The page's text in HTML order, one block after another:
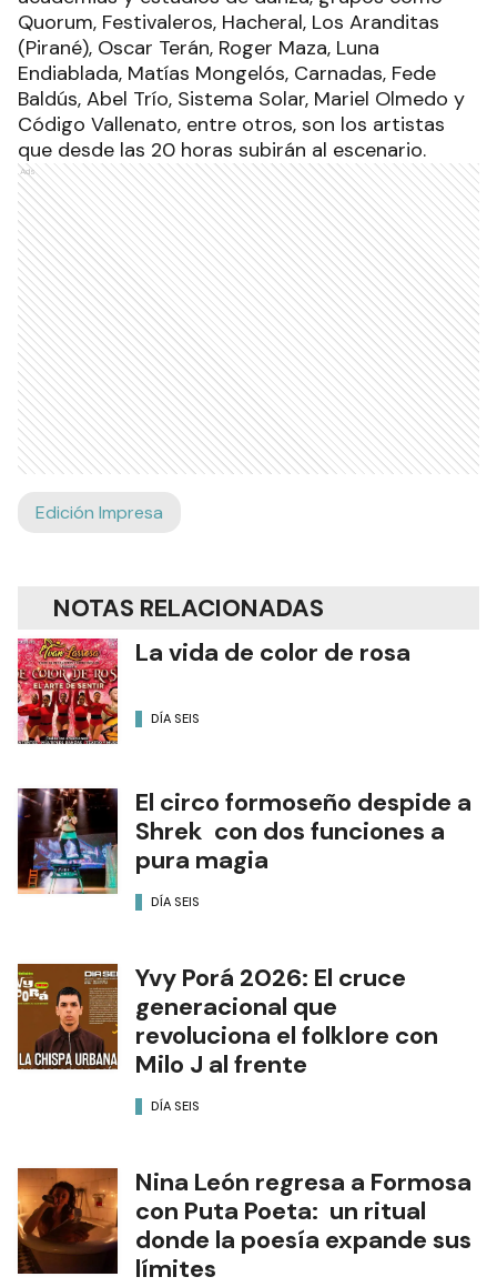
Quorum, Festivaleros, Hacheral, Los Aranditas
(Pirané), Oscar Terán, Roger Maza, Luna
Endiablada, Matías Mongelós, Carnadas, Fede
Baldús, Abel Trío, Sistema Solar, Mariel Olmedo y
Código Vallenato, entre otros, son los artistas
que desde las 20 horas subirán al escenario.
Ads
Edición Impresa
NOTAS RELACIONADAS
La vida de color de rosa
DÍA SEIS
El circo formoseño despide a
Shrek con dos funciones a
pura magia
DÍA SEIS
Yvy Porá 2026: El cruce
generacional que
revoluciona el folklore con
Milo J al frente
DÍA SEIS
Nina León regresa a Formosa
con Puta Poeta: un ritual
donde la poesía expande sus
límites